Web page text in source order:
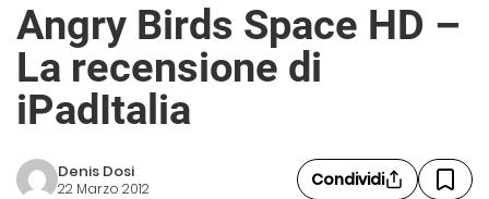
Angry Birds Space HD –
La recensione di
iPadItalia
Denis Dosi
22 Marzo 2012 Condividi